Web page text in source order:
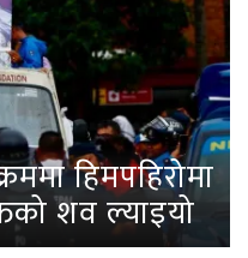
हिमपहिरोमा
शव ल्याइयो